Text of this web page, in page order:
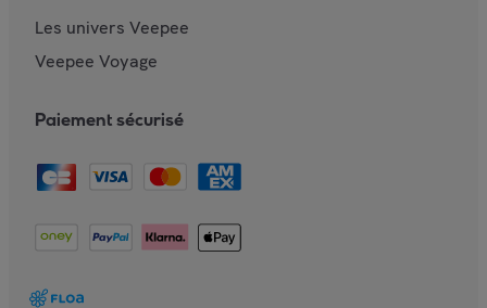
Les univers Veepee
Veepee Voyage
Paiement sécurisé